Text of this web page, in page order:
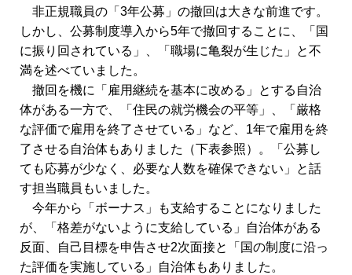
非正規職員の「3年公募」の撤回は大きな前進です。
しかし、公募制度導入から5年で撤回することに、「国
に振り回されている」、「職場に亀裂が生じた」と不
満を述べていました。
撤回を機に「雇用継続を基本に改める」とする自治
体がある一方で、「住民の就労機会の平等」、「厳格
な評価で雇用を終了させている」など、1年で雇用を終
了させる自治体もありました（下表参照）。「公募し
ても応募が少なく、必要な人数を確保できない」と話
す担当職員もいました。
今年から「ボーナス」も支給することになりました
が、「格差がないように支給している」自治体がある
反面、自己目標を申告させ2次面接と「国の制度に沿っ
た評価を実施している」自治体もありました。